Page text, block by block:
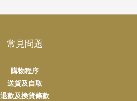
常見問題
購物程序
送貨及自取
退款及換貨條款